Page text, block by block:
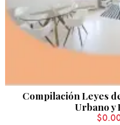
Compilación Leyes
Urbano y
$